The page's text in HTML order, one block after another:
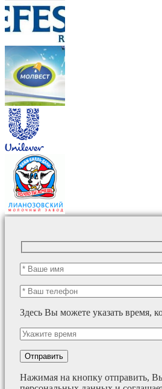
Здесь Вы можете указать время,
Нажимая на кнопку отправить,